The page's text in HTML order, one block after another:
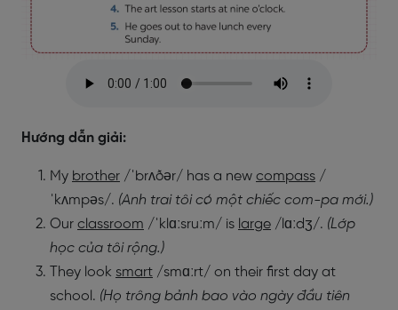
Hướng dẫn giải:
My brother /ˈbrʌðər/ has a new compass /
ˈkʌmpəs/. (Anh trai tôi có một chiếc com-pa mới.)
Our classroom /ˈklɑːsruːm/ is large /lɑːdʒ/. (Lớp
học của tôi rộng.)
They look smart /smɑːrt/ on their first day at
school. (Họ trông bảnh bao vào ngày đầu tiên